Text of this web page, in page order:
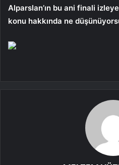
Alparslan’ın bu ani finali
konu hakkında ne